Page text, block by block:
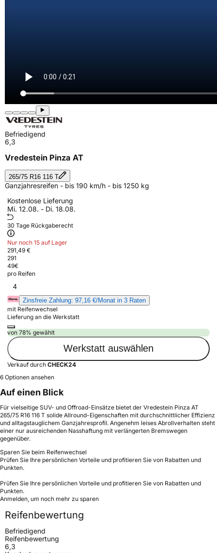
Befriedigend
6,3
Vredestein Pinza AT
265/75 R16 116 T
Ganzjahresreifen - bis 190 km/h - bis 1250 kg
Kostenlose Lieferung
Mi. 12.08. - Di. 18.08.
30 Tage Rückgaberecht
Nur noch 15 auf Lager
291,49 €
291
49€
pro Reifen
4
Zinsfreie Zahlung: 97,16 €/Monat in 3 Raten
mit Reifenwechsel
Lieferung an die Werkstatt
von 78% gewählt
Werkstatt auswählen
Verkauf durch CHECK24
6 Optionen ansehen
Auf einen Blick
Für vielseitige SUV- und Offroad-Einsätze bietet der Vredestein Pinza AT
265/75 R16 116 T solide Allround-Eigenschaften mit durchschnittlicher Effizienz
und alltagstauglichem Ganzjahresprofil. Angenehm leises Abrollverhalten steht
einer nur ausreichenden Nasshaftung mit verlängerten Bremswegen
gegenüber.
Sparen Sie beim Reifenwechsel
Prüfen Sie Ihre persönlichen Vorteile und profitieren Sie von Rabatten und
Punkten.
Prüfen Sie Ihre persönlichen Vorteile und profitieren Sie von Rabatten und
Punkten.
Anmelden, um noch mehr zu sparen
Reifenbewertung
Befriedigend
Reifenbewertung
6,3